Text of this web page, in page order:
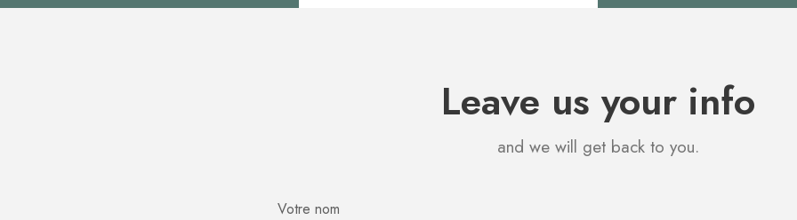
Leave us your info
and we will get back to you.
Votre nom